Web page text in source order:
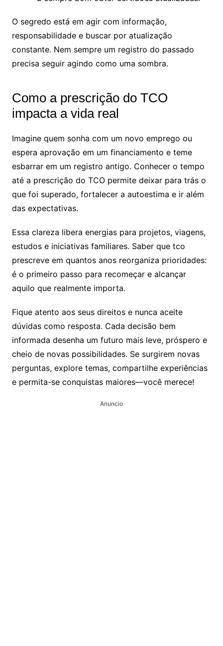
O segredo está em agir com informação,
responsabilidade e buscar por atualização
constante. Nem sempre um registro do passado
precisa seguir agindo como uma sombra.
Como a prescrição do TCO
impacta a vida real
Imagine quem sonha com um novo emprego ou
espera aprovação em um financiamento e teme
esbarrar em um registro antigo. Conhecer o tempo
até a prescrição do TCO permite deixar para trás o
que foi superado, fortalecer a autoestima e ir além
das expectativas.
Essa clareza libera energias para projetos, viagens,
estudos e iniciativas familiares. Saber que tco
prescreve em quantos anos reorganiza prioridades:
é o primeiro passo para recomeçar e alcançar
aquilo que realmente importa.
Fique atento aos seus direitos e nunca aceite
dúvidas como resposta. Cada decisão bem
informada desenha um futuro mais leve, próspero e
cheio de novas possibilidades. Se surgirem novas
perguntas, explore temas, compartilhe experiências
e permita-se conquistas maiores—você merece!
Anuncio